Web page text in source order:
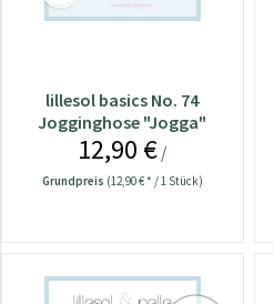
lillesol basics No. 74
Jogginghose "Jogga"
12,90 € /
Grundpreis (12,90 € * / 1 Stück)